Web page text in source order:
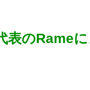
表のRame